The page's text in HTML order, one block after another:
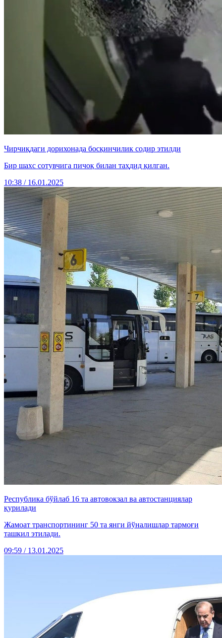
Чирчиқдаги дорихонада босқинчилик содир этилди
Бир шахс сотувчига пичоқ билан таҳдид қилган.
10:38 / 16.01.2025
Республика бўйлаб 16 та автовокзал ва автостанциялар
қурилади
Жамоат транспортининг 50 та янги йўналишлар тармоғи
ташкил этилади.
09:59 / 13.01.2025